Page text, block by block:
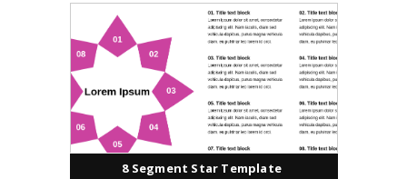
8 Segment Star Template